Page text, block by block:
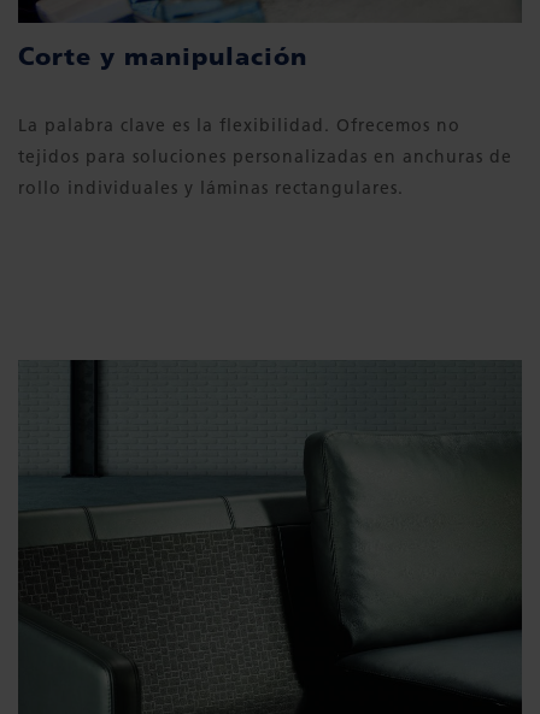
Corte y manipulación
La palabra clave es la flexibilidad. Ofrecemos no
tejidos para soluciones personalizadas en anchuras de
rollo individuales y láminas rectangulares.